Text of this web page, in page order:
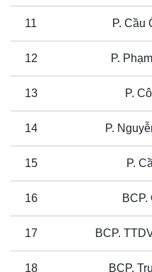
11 P. Cầu
12 P.
13 P.
14 P.
15 P.
16 BCP.
17 BCP.
18 BCP.